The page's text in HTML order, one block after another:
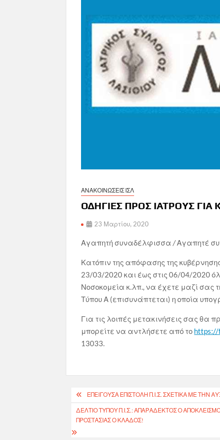
ΑΝΑΚΟΙΝΩΣΕΙΣ ΙΣΛ
ΟΔΗΓΙΕΣ ΠΡΟΣ ΙΑΤΡΟΥΣ
23 Μαρτίου, 2020
Αγαπητή συναδέλφισσα /Αγαπητέ
Κατόπιν της απόφασης της
23/03/2020 και έως στις 06/04/2020
Νοσοκομεία κ.λπ., να έχετε μαζί σας
Τύπου Α (επισυνάπτεται) η οποία
Για τις λοιπές μετακινήσεις σας θα
μπορείτε να αντλήσετε από το https://
13033.
Πλοήγηση
άρθρων
ΕΠΕΊΓΟΥΣΑ ΕΠΙΣΤΟΛΉ Π.Ι.Σ. ΣΧΕΤΙΚΆ ΜΕ
ΔΕΛΤΊΟ ΤΎΠΟΥ Π.Ι.Σ.: ΑΠΑΡΆΔΕΚΤΟΣ Ο
ΠΡΟΣΤΑΣΊΑΣ Ο ΚΛΆΔΟΣ!